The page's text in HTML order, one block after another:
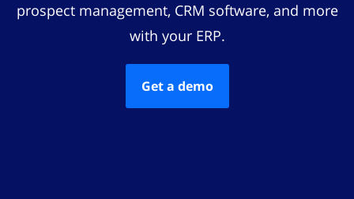
prospect management, CRM software, and more
with your ERP.
Get a demo